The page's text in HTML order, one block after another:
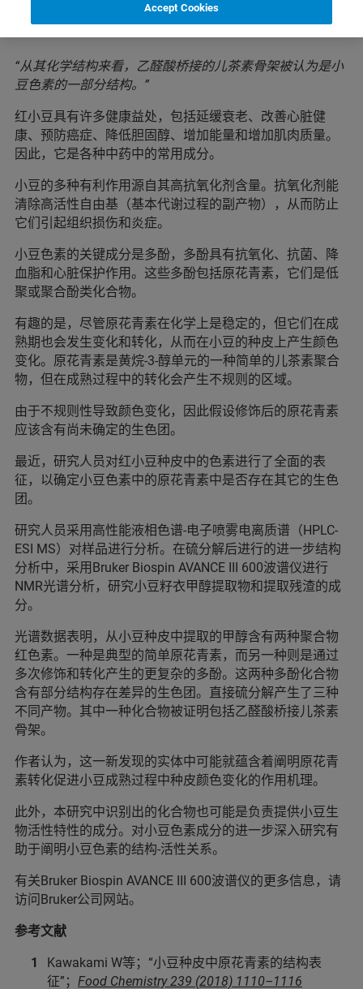
“从其化学结构来看，乙醛酸桥接的儿茶素骨架被认为是小
豆色素的一部分结构。”
红小豆具有许多健康益处，包括延缓衰老、改善心脏健
康、预防癌症、降低胆固醇、增加能量和增加肌肉质量。
因此，它是各种中药中的常用成分。
小豆的多种有利作用源自其高抗氧化剂含量。抗氧化剂能
清除高活性自由基（基本代谢过程的副产物），从而防止
它们引起组织损伤和炎症。
小豆色素的关键成分是多酚，多酚具有抗氧化、抗菌、降
血脂和心脏保护作用。这些多酚包括原花青素，它们是低
聚或聚合酚类化合物。
有趣的是，尽管原花青素在化学上是稳定的，但它们在成
熟期也会发生变化和转化，从而在小豆的种皮上产生颜色
变化。原花青素是黄烷-3-醇单元的一种简单的儿茶素聚合
物，但在成熟过程中的转化会产生不规则的区域。
由于不规则性导致颜色变化，因此假设修饰后的原花青素
应该含有尚未确定的生色团。
最近，研究人员对红小豆种皮中的色素进行了全面的表
征，以确定小豆色素中的原花青素中是否存在其它的生色
团。
研究人员采用高性能液相色谱-电子喷雾电离质谱（HPLC-
ESI MS）对样品进行分析。在硫分解后进行的进一步结构
分析中，采用Bruker Biospin AVANCE III 600波谱仪进行
NMR光谱分析，研究小豆籽衣甲醇提取物和提取残渣的成
分。
光谱数据表明，从小豆种皮中提取的甲醇含有两种聚合物
红色素。一种是典型的简单原花青素，而另一种则是通过
多次修饰和转化产生的更复杂的多酚。这两种多酚化合物
含有部分结构存在差异的生色团。直接硫分解产生了三种
不同产物。其中一种化合物被证明包括乙醛酸桥接儿茶素
骨架。
作者认为，这一新发现的实体中可能就蕴含着阐明原花青
素转化促进小豆成熟过程中种皮颜色变化的作用机理。
此外，本研究中识别出的化合物也可能是负责提供小豆生
物活性特性的成分。对小豆色素成分的进一步深入研究有
助于阐明小豆色素的结构-活性关系。
有关Bruker Biospin AVANCE III 600波谱仪的更多信息，请
访问Bruker公司网站。
参考文献
Kawakami W等；“小豆种皮中原花青素的结构表
征”； Food Chemistry 239 (2018) 1110–1116
Accept Cookies